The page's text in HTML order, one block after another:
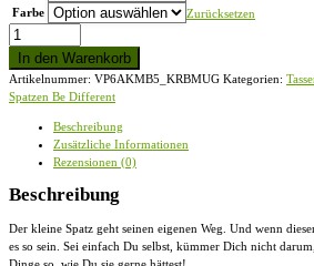
Farbe
Zurücksetzen
Sei
anders,
kleiner
Spatz
-
Edelstahltasse
Karabinergriff
In den Warenkorb
Artikelnummer: VP6AKMB5_KRBMUG Kategorien:
Spatzen Be Different
Beschreibung
Zusätzliche Informationen
Rezensionen (0)
Beschreibung
Der kleine Spatz geht seinen eigenen Weg. Und wenn
es so sein. Sei einfach Du selbst, kümmer Dich nicht